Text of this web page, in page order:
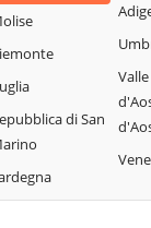
di San
Valle